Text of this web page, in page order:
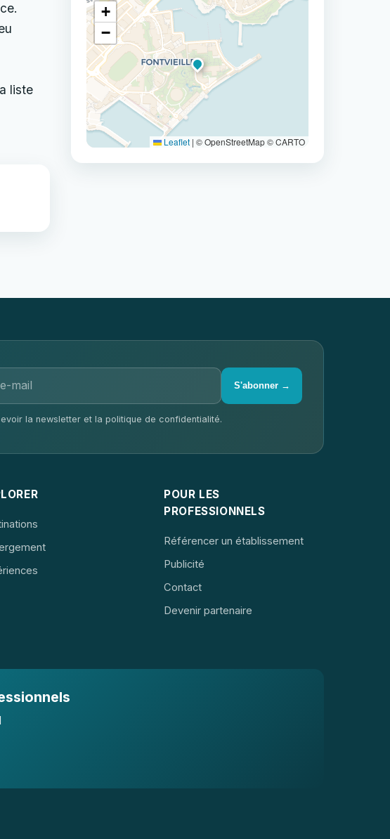
liste
+
−
Leaflet | © OpenStreetMap © CARTO
S'abonner →
la newsletter et la politique de confidentialité.
POUR LES
PROFESSIONNELS
Référencer un établissement
Publicité
Contact
Devenir partenaire